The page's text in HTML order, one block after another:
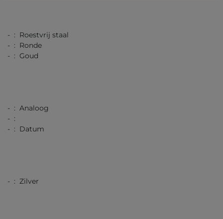
- : Roestvrij staal
- : Ronde
- : Goud
- : Analoog
- :
- : Datum
- : Zilver